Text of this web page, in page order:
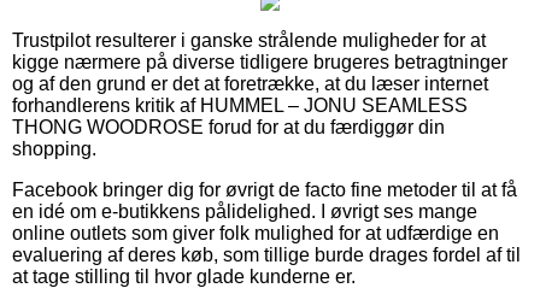
Trustpilot resulterer i ganske strålende muligheder for at
kigge nærmere på diverse tidligere brugeres betragtninger
og af den grund er det at foretrække, at du læser internet
forhandlerens kritik af HUMMEL – JONU SEAMLESS
THONG WOODROSE forud for at du færdiggør din
shopping.
Facebook bringer dig for øvrigt de facto fine metoder til at få
en idé om e-butikkens pålidelighed. I øvrigt ses mange
online outlets som giver folk mulighed for at udfærdige en
evaluering af deres køb, som tillige burde drages fordel af til
at tage stilling til hvor glade kunderne er.